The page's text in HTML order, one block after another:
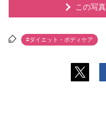
この写
#ダイエット・ボディケア